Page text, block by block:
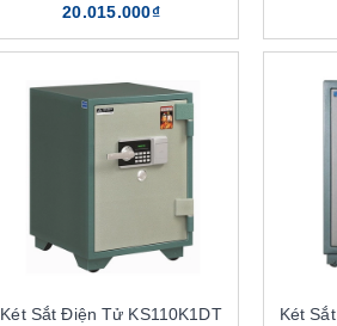
20.015.000₫
Két Sắt Điện Tử KS110K1DT
Két